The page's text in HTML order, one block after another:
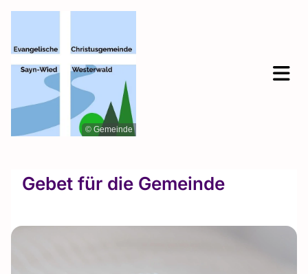
© Gemeinde
Gebet für die Gemeinde